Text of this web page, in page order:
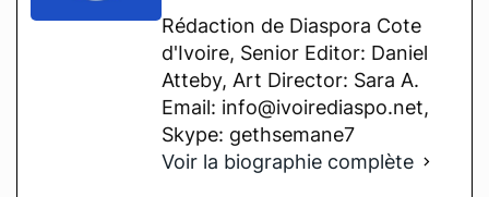
Rédaction de Diaspora Cote
d'Ivoire, Senior Editor: Daniel
Atteby, Art Director: Sara A.
Email: info@ivoirediaspo.net,
Skype: gethsemane7
Voir la biographie complète